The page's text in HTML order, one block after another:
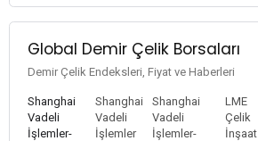
Global Demir Çelik Borsaları
Demir Çelik Endeksleri, Fiyat ve Haberleri
Shanghai
Vadeli
İşlemler-
Shanghai
Vadeli
İşlemler
Shanghai
Vadeli
İşlemler-
LME
Çelik
İnşaat